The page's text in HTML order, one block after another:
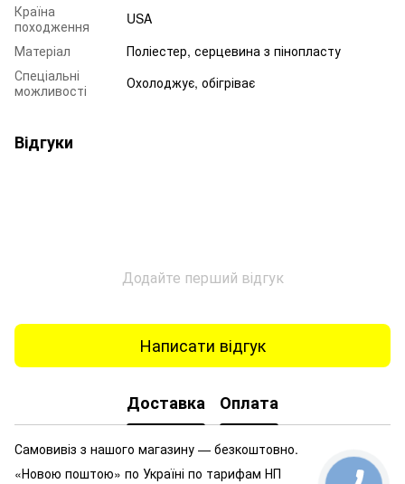
Країна
походження
USA
Матеріал
Поліестер, серцевина з пінопласту
Спеціальні
можливості
Охолоджує, обігріває
Відгуки
Додайте перший відгук
Написати відгук
Доставка Оплата
Самовивіз з нашого магазину — безкоштовно.
«Новою поштою» по Україні по тарифам НП